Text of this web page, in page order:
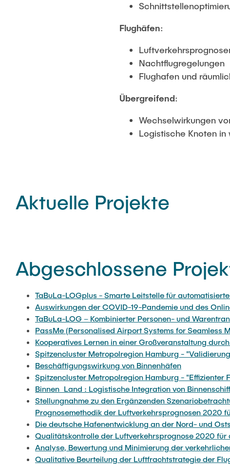
Flughäfen:
Nachtflugregelungen
Flughafen und
Übergreifend:
Wechselwirkungen
Logistische Knoten
Aktuelle Projekte
Abgeschlossene
TaBuLa-LOGplus - Smarte Leitstelle für
Auswirkungen der COVID-19-Pandemie und des
TaBuLa-LOG – Kombinierter Personen- und
PassMe (Personalised Airport Systems for Seamless
Kooperatives Lernen in einer Großveranstaltung
Spitzencluster Metropolregion Hamburg -
Beschäftigungswirkung von Binnenhäfen
Spitzencluster Metropolregion Hamburg - "Effizienter
Binnen_Land : Logistische Integration von
Stellungnahme zu den Ergänzenden
Prognosemethodik der Luftverkehrsprognosen 2020
Die deutsche Hafenentwicklung an der Nord- und
Qualitätskontrolle der Luftverkehrsprognose 2020 für
Analyse, Bewertung und Minimierung der
Qualitative Beurteilung der Luftfrachtstrategie der